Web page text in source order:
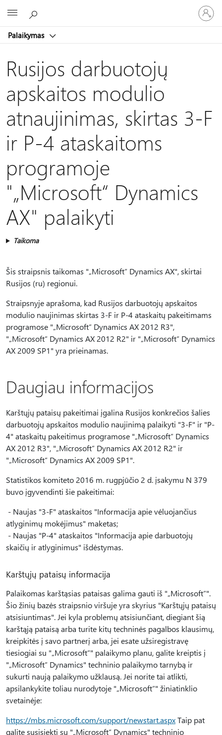
Palaikymas
prie
paskyros
Rusijos darbuotojų
apskaitos modulio
atnaujinimas, skirtas 3-F
ir P-4 ataskaitoms
programoje
"„Microsoft“ Dynamics
AX" palaikyti
Taikoma
Šis straipsnis taikomas "„Microsoft“ Dynamics AX", skirtai
Rusijos (ru) regionui.
Straipsnyje aprašoma, kad Rusijos darbuotojų apskaitos
modulio naujinimas skirtas 3-F ir P-4 ataskaitų pakeitimams
programose "„Microsoft“ Dynamics AX 2012 R3",
"„Microsoft“ Dynamics AX 2012 R2" ir "„Microsoft“ Dynamics
AX 2009 SP1" yra prieinamas.
Daugiau informacijos
Karštųjų pataisų pakeitimai įgalina Rusijos konkrečios šalies
darbuotojų apskaitos modulio naujinimą palaikyti "3-F" ir "P-
4" ataskaitų pakeitimus programose "„Microsoft“ Dynamics
AX 2012 R3", "„Microsoft“ Dynamics AX 2012 R2" ir
"„Microsoft“ Dynamics AX 2009 SP1".
Statistikos komiteto 2016 m. rugpjūčio 2 d. įsakymu N 379
buvo įgyvendinti šie pakeitimai:
- Naujas "3-F" ataskaitos "Informacija apie vėluojančius
atlyginimų mokėjimus" maketas;
- Naujas "P-4" ataskaitos "Informacija apie darbuotojų
skaičių ir atlyginimus" išdėstymas.
Karštųjų pataisų informacija
Palaikomas karštąsias pataisas galima gauti iš "„Microsoft“".
Šio žinių bazės straipsnio viršuje yra skyrius "Karštųjų pataisų
atsisiuntimas". Jei kyla problemų atsisiunčiant, diegiant šią
karštąją pataisą arba turite kitų techninės pagalbos klausimų,
kreipkitės į savo partnerį arba, jei esate užsiregistravę
tiesiogiai su "„Microsoft“" palaikymo planu, galite kreiptis į
"„Microsoft“ Dynamics" techninio palaikymo tarnybą ir
sukurti naują palaikymo užklausą. Jei norite tai atlikti,
apsilankykite toliau nurodytoje "„Microsoft“" žiniatinklio
svetainėje:
https://mbs.microsoft.com/support/newstart.aspxTaip pat
galite susisiekti su "„Microsoft“ Dynamics" techninio